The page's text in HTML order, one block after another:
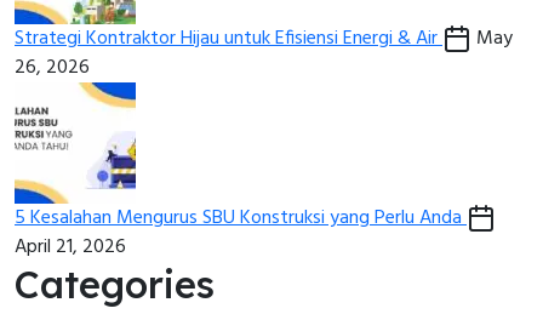
Strategi Kontraktor Hijau untuk Efisiensi Energi & Air
May
26, 2026
5 Kesalahan Mengurus SBU Konstruksi yang Perlu Anda
April 21, 2026
Categories